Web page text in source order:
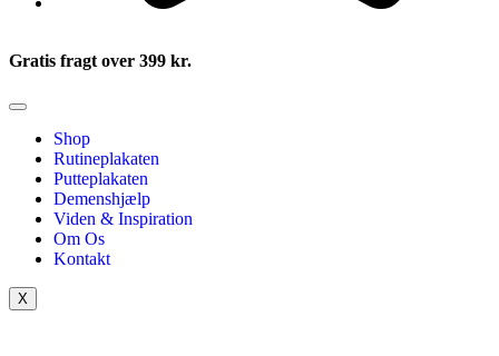
Gratis fragt over 399 kr.
Shop
Rutineplakaten
Putteplakaten
Demenshjælp
Viden & Inspiration
Om Os
Kontakt
X